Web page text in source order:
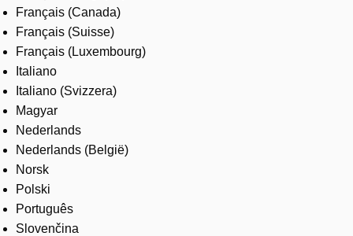
Français (Canada)
Français (Suisse)
Français (Luxembourg)
Italiano
Italiano (Svizzera)
Magyar
Nederlands
Nederlands (België)
Norsk
Polski
Português
Slovenčina